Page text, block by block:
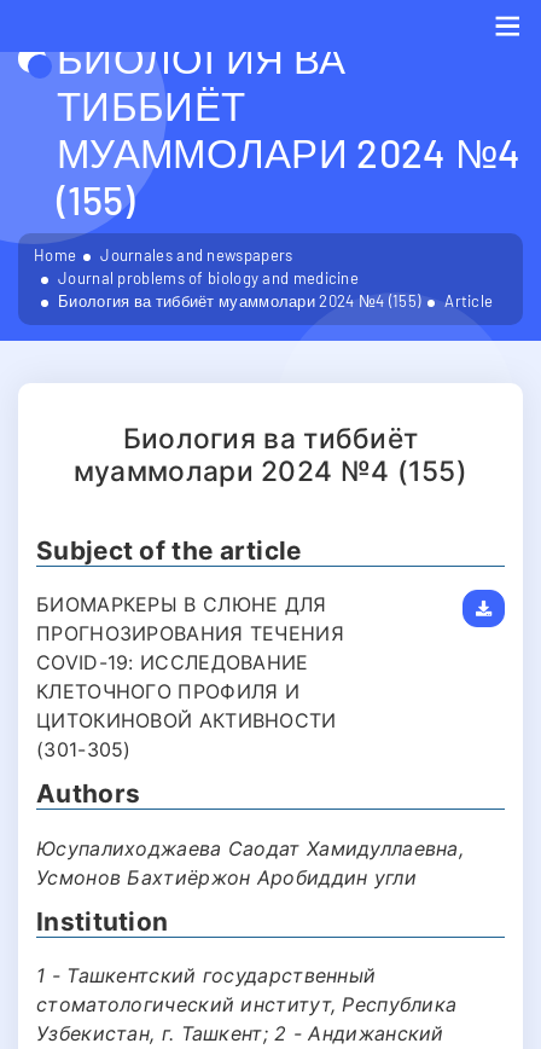
БИОЛОГИЯ ВА
ТИББИЁТ
МУАММОЛАРИ 2024 №4
(155)
Home
Journales and newspapers
Journal problems of biology and medicine
Биология ва тиббиёт муаммолари 2024 №4 (155)
Article
Биология ва тиббиёт
муаммолари 2024 №4 (155)
Subject of the article
БИОМАРКЕРЫ В СЛЮНЕ ДЛЯ
ПРОГНОЗИРОВАНИЯ ТЕЧЕНИЯ
COVID-19: ИССЛЕДОВАНИЕ
КЛЕТОЧНОГО ПРОФИЛЯ И
ЦИТОКИНОВОЙ АКТИВНОСТИ
(301-305)
Authors
Юсупалиходжаева Саодат Хамидуллаевна,
Усмонов Бахтиёржон Аробиддин угли
Institution
1 - Ташкентский государственный
стоматологический институт, Республика
Узбекистан, г. Ташкент; 2 - Андижанский